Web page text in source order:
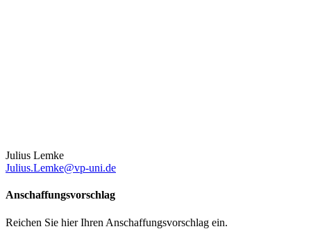
Julius Lemke
Julius.Lemke@vp-uni.de
Anschaffungsvorschlag
Reichen Sie hier Ihren Anschaffungsvorschlag ein.